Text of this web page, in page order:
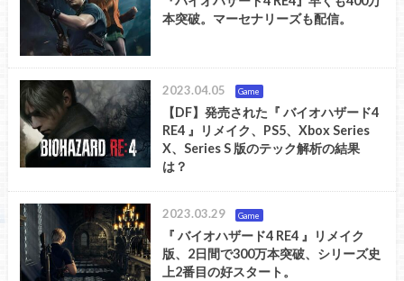
本突破。マーセナリーズも配信。
2023.04.05 Game
【DF】発売された『 バイオハザード4
RE4 』リメイク、PS5、Xbox Series
X、Series S 版のテック解析の結果
は？
2023.03.29 Game
『 バイオハザード4 RE4 』リメイク
版、2日間で300万本突破、シリーズ史
上2番目の好スタート。